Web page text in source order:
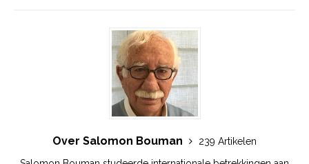
Over Salomon Bouman
239 Artikelen